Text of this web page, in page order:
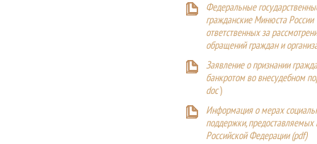
Федеральные
гражданские Минюста России
ответственных за
обращений граждан и
Заявление о признании
банкротом во внесудебном
doc)
Информация о мерах
поддержки,
Российской Федерации (pdf)